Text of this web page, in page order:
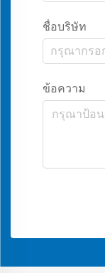
ชื่อบริษัท
ข้อความ